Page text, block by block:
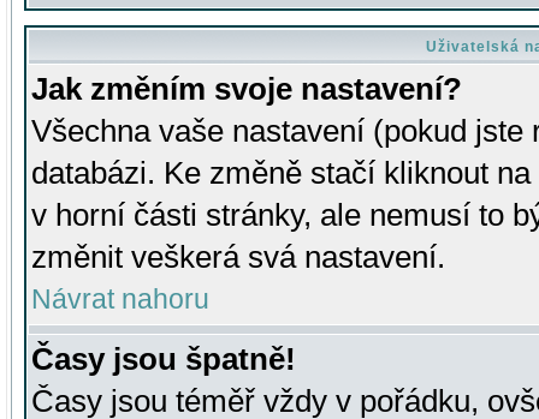
Uživatelská
Jak změním svoje nastavení?
Všechna vaše nastavení (pokud
databázi. Ke změně stačí kliknout
v horní části stránky, ale nemusí to
změnit veškerá svá nastavení.
Návrat nahoru
Časy jsou špatně!
Časy jsou téměř vždy v pořádku,